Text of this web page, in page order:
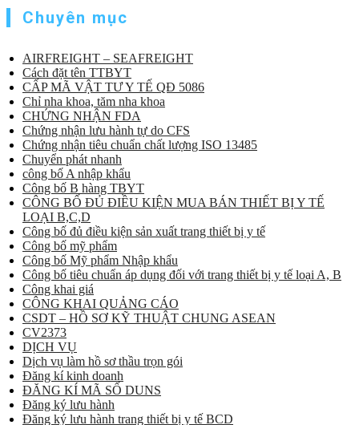
Chuyên mục
AIRFREIGHT – SEAFREIGHT
Cách đặt tên TTBYT
CẤP MÃ VẬT TƯ Y TẾ QĐ 5086
Chỉ nha khoa, tăm nha khoa
CHỨNG NHẬN FDA
Chứng nhận lưu hành tự do CFS
Chứng nhận tiêu chuẩn chất lượng ISO 13485
Chuyển phát nhanh
công bố A nhập khẩu
Công bố B hàng TBYT
CÔNG BỐ ĐỦ ĐIỀU KIỆN MUA BÁN THIẾT BỊ Y TẾ
LOẠI B,C,D
Công bố đủ điều kiện sản xuất trang thiết bị y tế
Công bố mỹ phẩm
Công bố Mỹ phẩm Nhập khẩu
Công bố tiêu chuẩn áp dụng đối với trang thiết bị y tế loại A, B
Công khai giá
CÔNG KHAI QUẢNG CÁO
CSDT – HỒ SƠ KỸ THUẬT CHUNG ASEAN
CV2373
DỊCH VỤ
Dịch vụ làm hồ sơ thầu trọn gói
Đăng kí kinh doanh
ĐĂNG KÍ MÃ SỐ DUNS
Đăng ký lưu hành
Đăng ký lưu hành trang thiết bị y tế BCD